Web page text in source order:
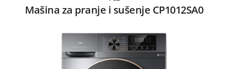
Mašina za pranje i sušenje CP1012SA0